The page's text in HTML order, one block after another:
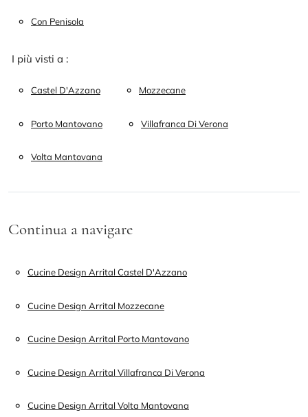
Con Penisola
I più visti a :
Castel D'Azzano Mozzecane
Porto Mantovano Villafranca Di Verona
Volta Mantovana
Continua a navigare
Cucine Design Arrital Castel D'Azzano
Cucine Design Arrital Mozzecane
Cucine Design Arrital Porto Mantovano
Cucine Design Arrital Villafranca Di Verona
Cucine Design Arrital Volta Mantovana